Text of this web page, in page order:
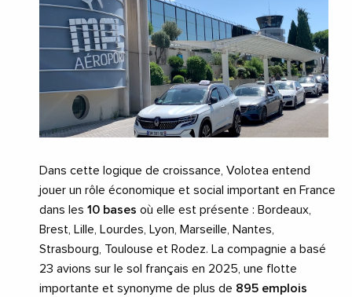
Dans cette logique de croissance, Volotea entend
jouer un rôle économique et social important en France
dans les 10 bases où elle est présente : Bordeaux,
Brest, Lille, Lourdes, Lyon, Marseille, Nantes,
Strasbourg, Toulouse et Rodez. La compagnie a basé
23 avions sur le sol français en 2025, une flotte
importante et synonyme de plus de 895 emplois